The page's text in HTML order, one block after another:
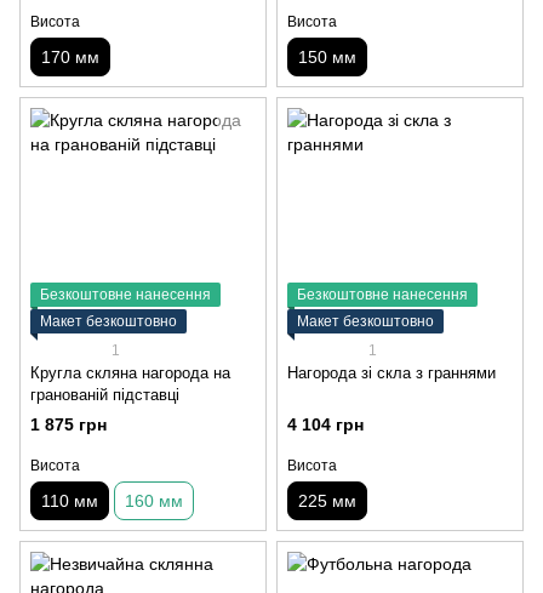
Висота
170 мм
Висота
150 мм
Безкоштовне нанесення
Макет безкоштовно
1
Кругла скляна нагорода на
гранованій підставці
1 875 грн
Висота
110 мм 160 мм
Безкоштовне нанесення
Макет безкоштовно
1
Нагорода зі скла з граннями
4 104 грн
Висота
225 мм